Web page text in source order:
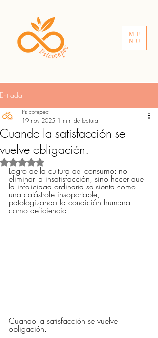
ME
NU
Entrada
Cuando la satisfacción se
vuelve obligación.
Psicotepec
19 nov 2025 1 min de lectura
Obtuvo NaN de 5 estrellas.
Logro de la cultura del consumo: no
eliminar la insatisfacción, sino hacer que
la infelicidad ordinaria se sienta como
una catástrofe insoportable,
patologizando la condición humana
como deficiencia.
Cuando la satisfacción se vuelve
obligación.